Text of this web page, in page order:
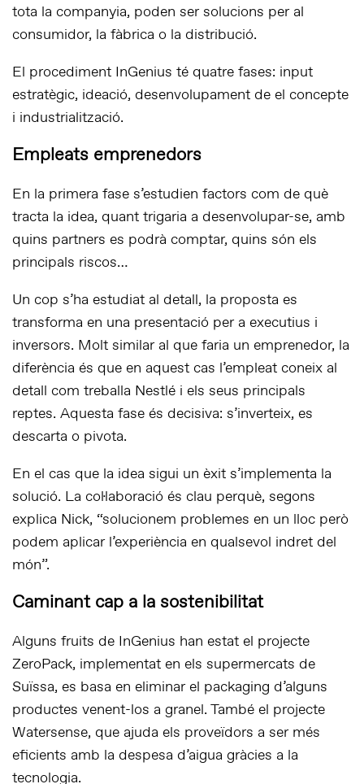
tota la companyia, poden ser solucions per al
consumidor, la fàbrica o la distribució.
El procediment InGenius té quatre fases: input
estratègic, ideació, desenvolupament de el concepte
i industrialització.
Empleats emprenedors
En la primera fase s’estudien factors com de què
tracta la idea, quant trigaria a desenvolupar-se, amb
quins partners es podrà comptar, quins són els
principals riscos…
Un cop s’ha estudiat al detall, la proposta es
transforma en una presentació per a executius i
inversors. Molt similar al que faria un emprenedor, la
diferència és que en aquest cas l’empleat coneix al
detall com treballa Nestlé i els seus principals
reptes. Aquesta fase és decisiva: s’inverteix, es
descarta o pivota.
En el cas que la idea sigui un èxit s’implementa la
solució. La col·laboració és clau perquè, segons
explica Nick, “solucionem problemes en un lloc però
podem aplicar l’experiència en qualsevol indret del
món”.
Caminant cap a la sostenibilitat
Alguns fruits de InGenius han estat el projecte
ZeroPack, implementat en els supermercats de
Suïssa, es basa en eliminar el packaging d’alguns
productes venent-los a granel. També el projecte
Watersense, que ajuda els proveïdors a ser més
eficients amb la despesa d’aigua gràcies a la
tecnologia.